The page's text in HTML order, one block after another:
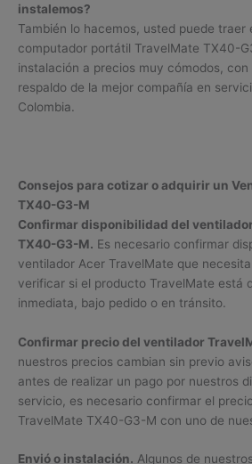
instalemos?
También lo hacemos, usted puede traer
computador portátil TravelMate TX40-
instalación a precios muy cómodos, con
respaldo de la mejor compañía en
Colombia.
Consejos para cotizar o adquirir un
TX40-G3-M
Confirmar disponibilidad del
TX40-G3-M. Es necesario confirmar
ventilador Acer TravelMate que
verificar si el producto TravelMate está
inmediata, bajo pedido o en tránsito.
Confirmar precio del ventilador
nuestros precios cambian sin previo
antes de realizar un pago por nuestros
servicio, es necesario confirmar el
TravelMate TX40-G3-M con uno de
Envió o instalación. Algunos de